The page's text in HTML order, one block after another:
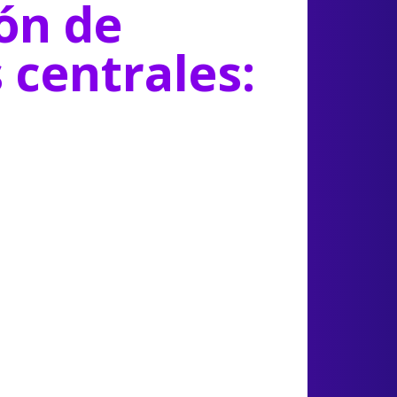
de